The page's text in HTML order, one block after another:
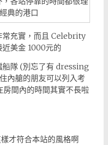
典的港口
常充實，而且 Celebrity
美金 1000元的
船隊 (別忘了有 dressing
內艙的朋友可以列入考
房間內的時間其實不長啦
才符合本站的風格啊